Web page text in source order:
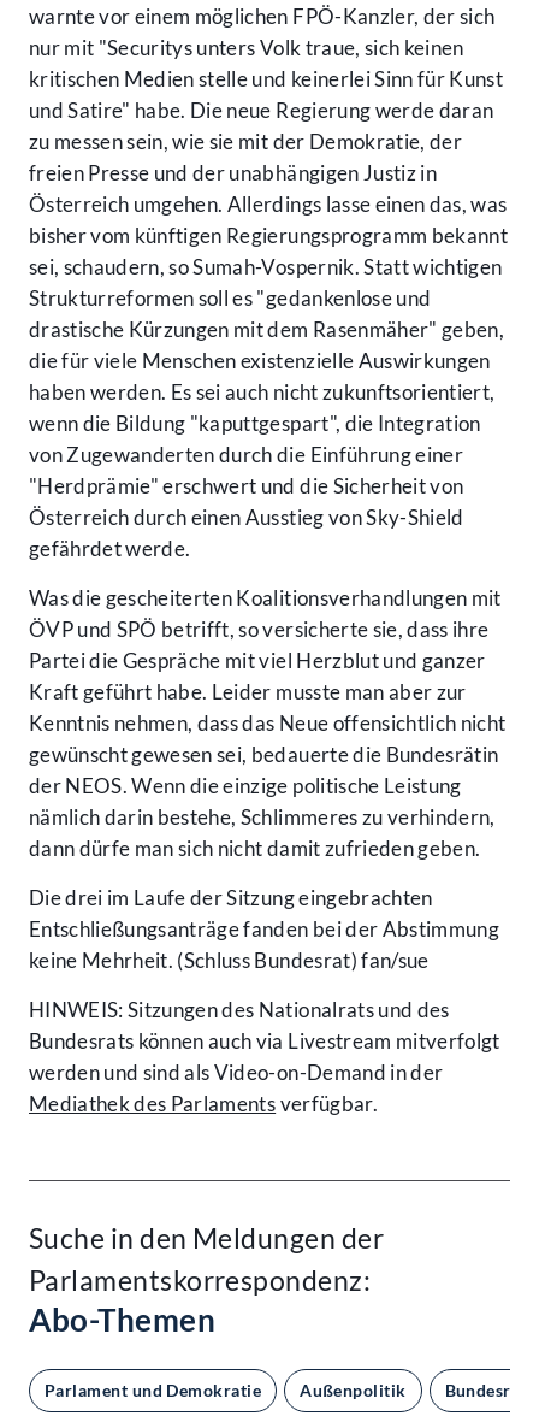
warnte vor einem möglichen FPÖ-Kanzler, der sich
nur mit "Securitys unters Volk traue, sich keinen
kritischen Medien stelle und keinerlei Sinn für Kunst
und Satire" habe. Die neue Regierung werde daran
zu messen sein, wie sie mit der Demokratie, der
freien Presse und der unabhängigen Justiz in
Österreich umgehen. Allerdings lasse einen das, was
bisher vom künftigen Regierungsprogramm bekannt
sei, schaudern, so Sumah-Vospernik. Statt wichtigen
Strukturreformen soll es "gedankenlose und
drastische Kürzungen mit dem Rasenmäher" geben,
die für viele Menschen existenzielle Auswirkungen
haben werden. Es sei auch nicht zukunftsorientiert,
wenn die Bildung "kaputtgespart", die Integration
von Zugewanderten durch die Einführung einer
"Herdprämie" erschwert und die Sicherheit von
Österreich durch einen Ausstieg von Sky-Shield
gefährdet werde.
Was die gescheiterten Koalitionsverhandlungen mit
ÖVP und SPÖ betrifft, so versicherte sie, dass ihre
Partei die Gespräche mit viel Herzblut und ganzer
Kraft geführt habe. Leider musste man aber zur
Kenntnis nehmen, dass das Neue offensichtlich nicht
gewünscht gewesen sei, bedauerte die Bundesrätin
der NEOS. Wenn die einzige politische Leistung
nämlich darin bestehe, Schlimmeres zu verhindern,
dann dürfe man sich nicht damit zufrieden geben.
Die drei im Laufe der Sitzung eingebrachten
Entschließungsanträge fanden bei der Abstimmung
keine Mehrheit. (Schluss Bundesrat) fan/sue
HINWEIS: Sitzungen des Nationalrats und des
Bundesrats können auch via Livestream mitverfolgt
werden und sind als Video-on-Demand in der
Mediathek des Parlamentsverfügbar.
Suche in den Meldungen der
Parlamentskorrespondenz:
Abo-Themen
Parlament und Demokratie Außenpolitik Bundesrat